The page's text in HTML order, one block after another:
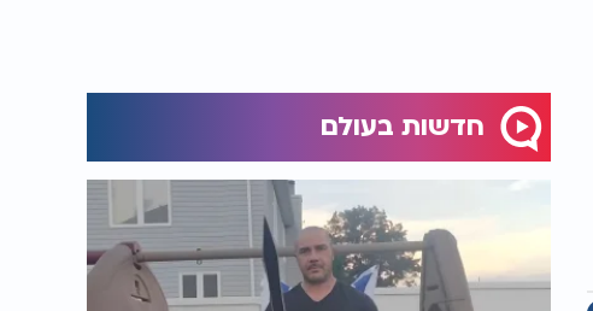
חדשות בעולם